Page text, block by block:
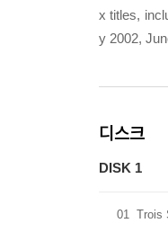
x titles,
y 2002,
디스크
DISK 1
01 Trois